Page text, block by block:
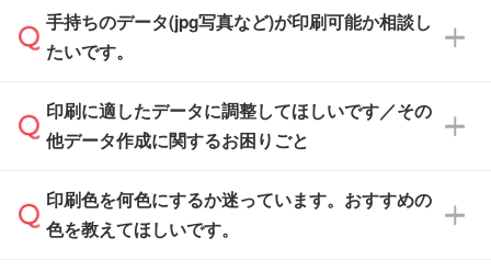
せいただければ、弊社にて無料でデザインデー
タを1点作成いたします。
積・ご注文フォームにアップロードしてご入稿
ください。
ご入稿後は経験豊富なスタッフがデータに不備
がないかチェックし、お客様と確認してから印
刷に進みますので、ご安心ください。
一部商品は入稿用テンプレートのご用意があり
ます。各商品ページの『印刷方法・テンプレー
入稿用のテンプレートはPDF形式ですが、
IllustratorやPhotoshopで開いてご利用いただけ
方」をご確認ください。
手持ちのデータ(jpg写真など)が印刷可能か相談し
たいです。
印刷に適したデータ・解像度かどうか、担当ス
タッフが事前に確認いたします。
ムへ添付いただくか、担当スタッフ宛にメール
でお送りください。
印刷に適したデータに調整してほしいです／その
他データ作成に関するお困りごと
データ作成でお困りの際には、担当スタッフが
サポートいたしますのでお気軽にご相談くださ
印刷色を何色にするか迷っています。おすすめの
色を教えてほしいです。